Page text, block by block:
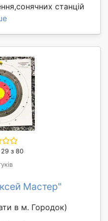
станцій
29 з 80
Мастер"
в м. Городок)